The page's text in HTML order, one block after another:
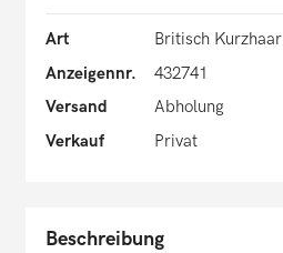
Art
Britisch Kurzhaar
Anzeigennr.
432741
Versand
Abholung
Verkauf
Privat
Beschreibung